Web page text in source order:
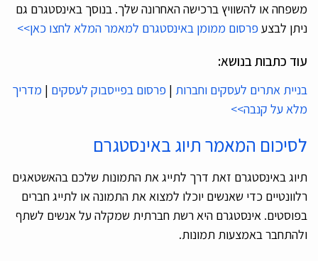
משפחה או להשוויץ ברכישה האחרונה שלך. בנוסך באינסטגרם גם
ניתן לבצעפרסום ממומן באינסטגרם למאמר המלא לחצו כאן>>
עוד כתבות בנושא:
בניית אתרים לעסקים וחברות | פרסום בפייסבוק לעסקים | מדריך
מלא על קנבה>>
לסיכום המאמר תיוג באינסטגרם
תיוג באינסטגרם זאת דרך לתייג את התמונות שלכם בהאשטאגים
רלוונטיים כדי שאנשים יוכלו למצוא את התמונה או לתייג חברים
בפוסטים. אינסטגרם היא רשת חברתית שמקלה על אנשים לשתף
ולהתחבר באמצעות תמונות.